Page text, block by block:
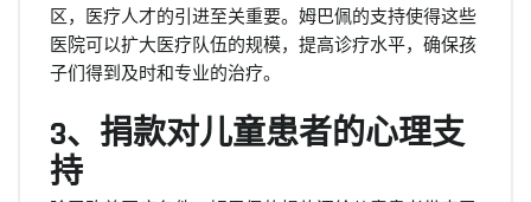
区，医疗人才的引进至关重要。姆巴佩的支持使得这些
医院可以扩大医疗队伍的规模，提高诊疗水平，确保孩
子们得到及时和专业的治疗。
3、捐款对儿童患者的心理支
持